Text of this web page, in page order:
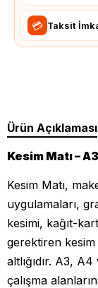
💳 Taksit
Ürün Açıklaması
Kesim Matı –
Kesim Matı,
uygulamaları,
kesimi, kağıt-
gerektiren kesim
altlığıdır. A3,
çalışma